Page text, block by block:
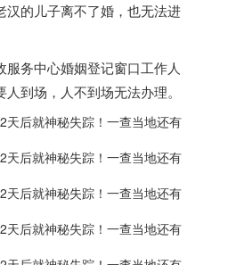
汉的儿子离不了婚，也无法进
服务中心婚姻登记窗口工作人
人到场，人不到场无法办理。